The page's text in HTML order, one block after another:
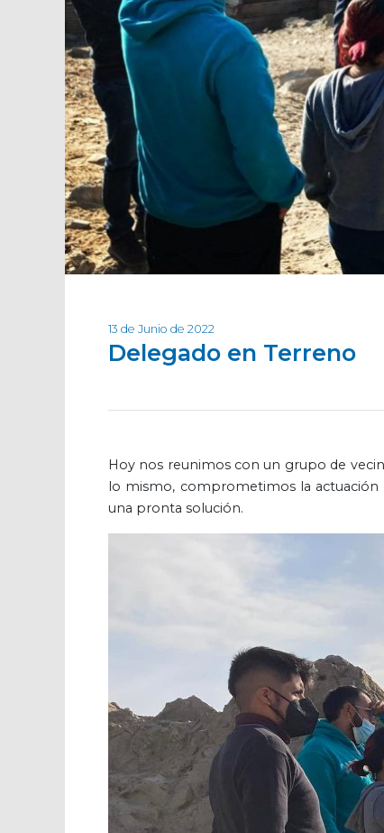
13 de Junio de 2022
Delegado en Terreno
Hoy nos reunimos con un grupo de
lo mismo, comprometimos la actuación
una pronta solución.